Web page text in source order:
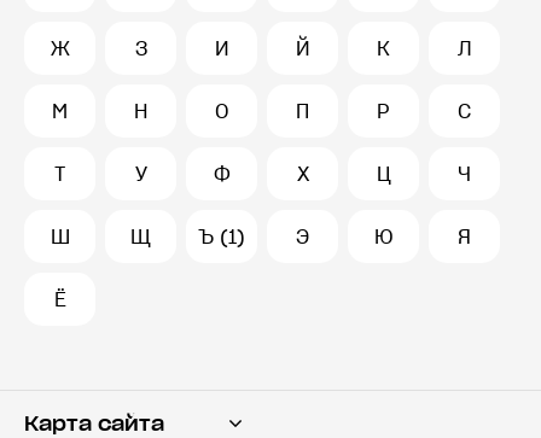
Ж З И Й К Л
М Н О П Р С
Т У Ф Х Ц Ч
Ш Щ Ъ (1) Э Ю Я
Ё
Карта сайта